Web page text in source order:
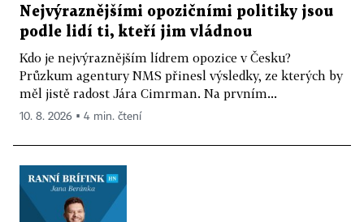
Nejvýraznějšími opozičními politiky jsou
podle lidí ti, kteří jim vládnou
Kdo je nejvýraznějším lídrem opozice v Česku?
Průzkum agentury NMS přinesl výsledky, ze kterých by
měl jistě radost Jára Cimrman. Na prvním...
10. 8. 2026 ▪ 4 min. čtení